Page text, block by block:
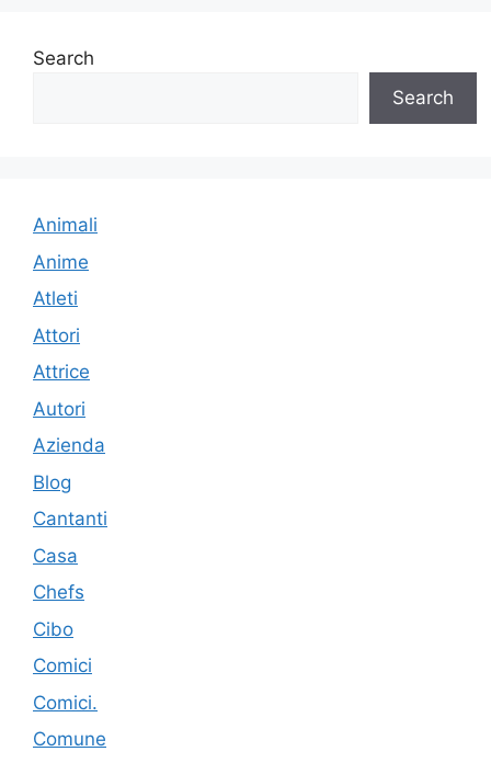
Search
Search
Animali
Anime
Atleti
Attori
Attrice
Autori
Azienda
Blog
Cantanti
Casa
Chefs
Cibo
Comici
Comici.
Comune